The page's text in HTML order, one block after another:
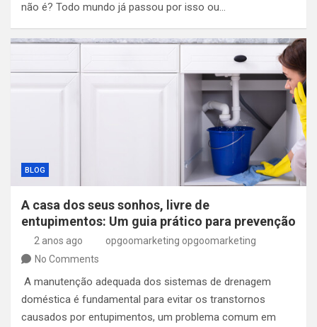
não é? Todo mundo já passou por isso ou…
BLOG
A casa dos seus sonhos, livre de
entupimentos: Um guia prático para prevenção
2 anos ago
opgoomarketing opgoomarketing
No Comments
A manutenção adequada dos sistemas de drenagem
doméstica é fundamental para evitar os transtornos
causados por entupimentos, um problema comum em